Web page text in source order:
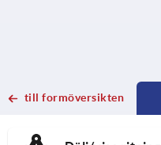
till formöversikten